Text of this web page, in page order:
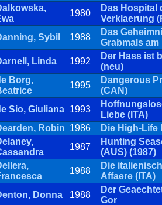
1980
Das Hospital
Verklaerung
Sybil
1988
Das
Grabmals am
Linda
1992
Der Hass ist
(neu)
Borg,
1995
Dangerous
(CAN)
Sio, Giuliana 1993
Liebe (ITA)
Robin 1986
Die High-Life
1987
Hunting
(AUS) (1987)
1988
Die
Affaere (ITA)
Donna
1988
Der
Gor